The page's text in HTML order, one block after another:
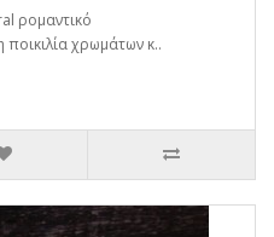
ρομαντικό
χρωμάτων κ..